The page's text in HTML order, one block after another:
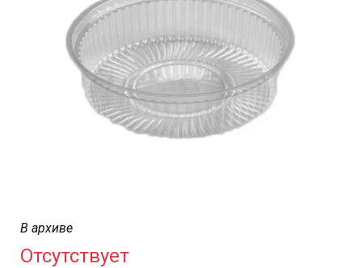
В архиве
Отсутствует